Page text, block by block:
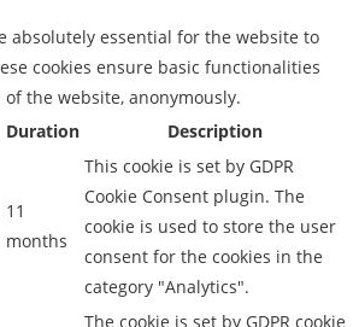
absolutely essential for the website to
cookies ensure basic functionalities
the website, anonymously.
Duration Description
11
months
This cookie is set by GDPR
Cookie Consent plugin. The
cookie is used to store the user
consent for the cookies in the
category "Analytics".
The cookie is set by GDPR cookie